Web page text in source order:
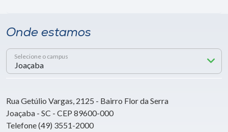
Onde estamos
Selecione o campus
Rua Getúlio Vargas, 2125 - Bairro Flor da Serra
Joaçaba - SC - CEP 89600-000
Telefone (49) 3551-2000